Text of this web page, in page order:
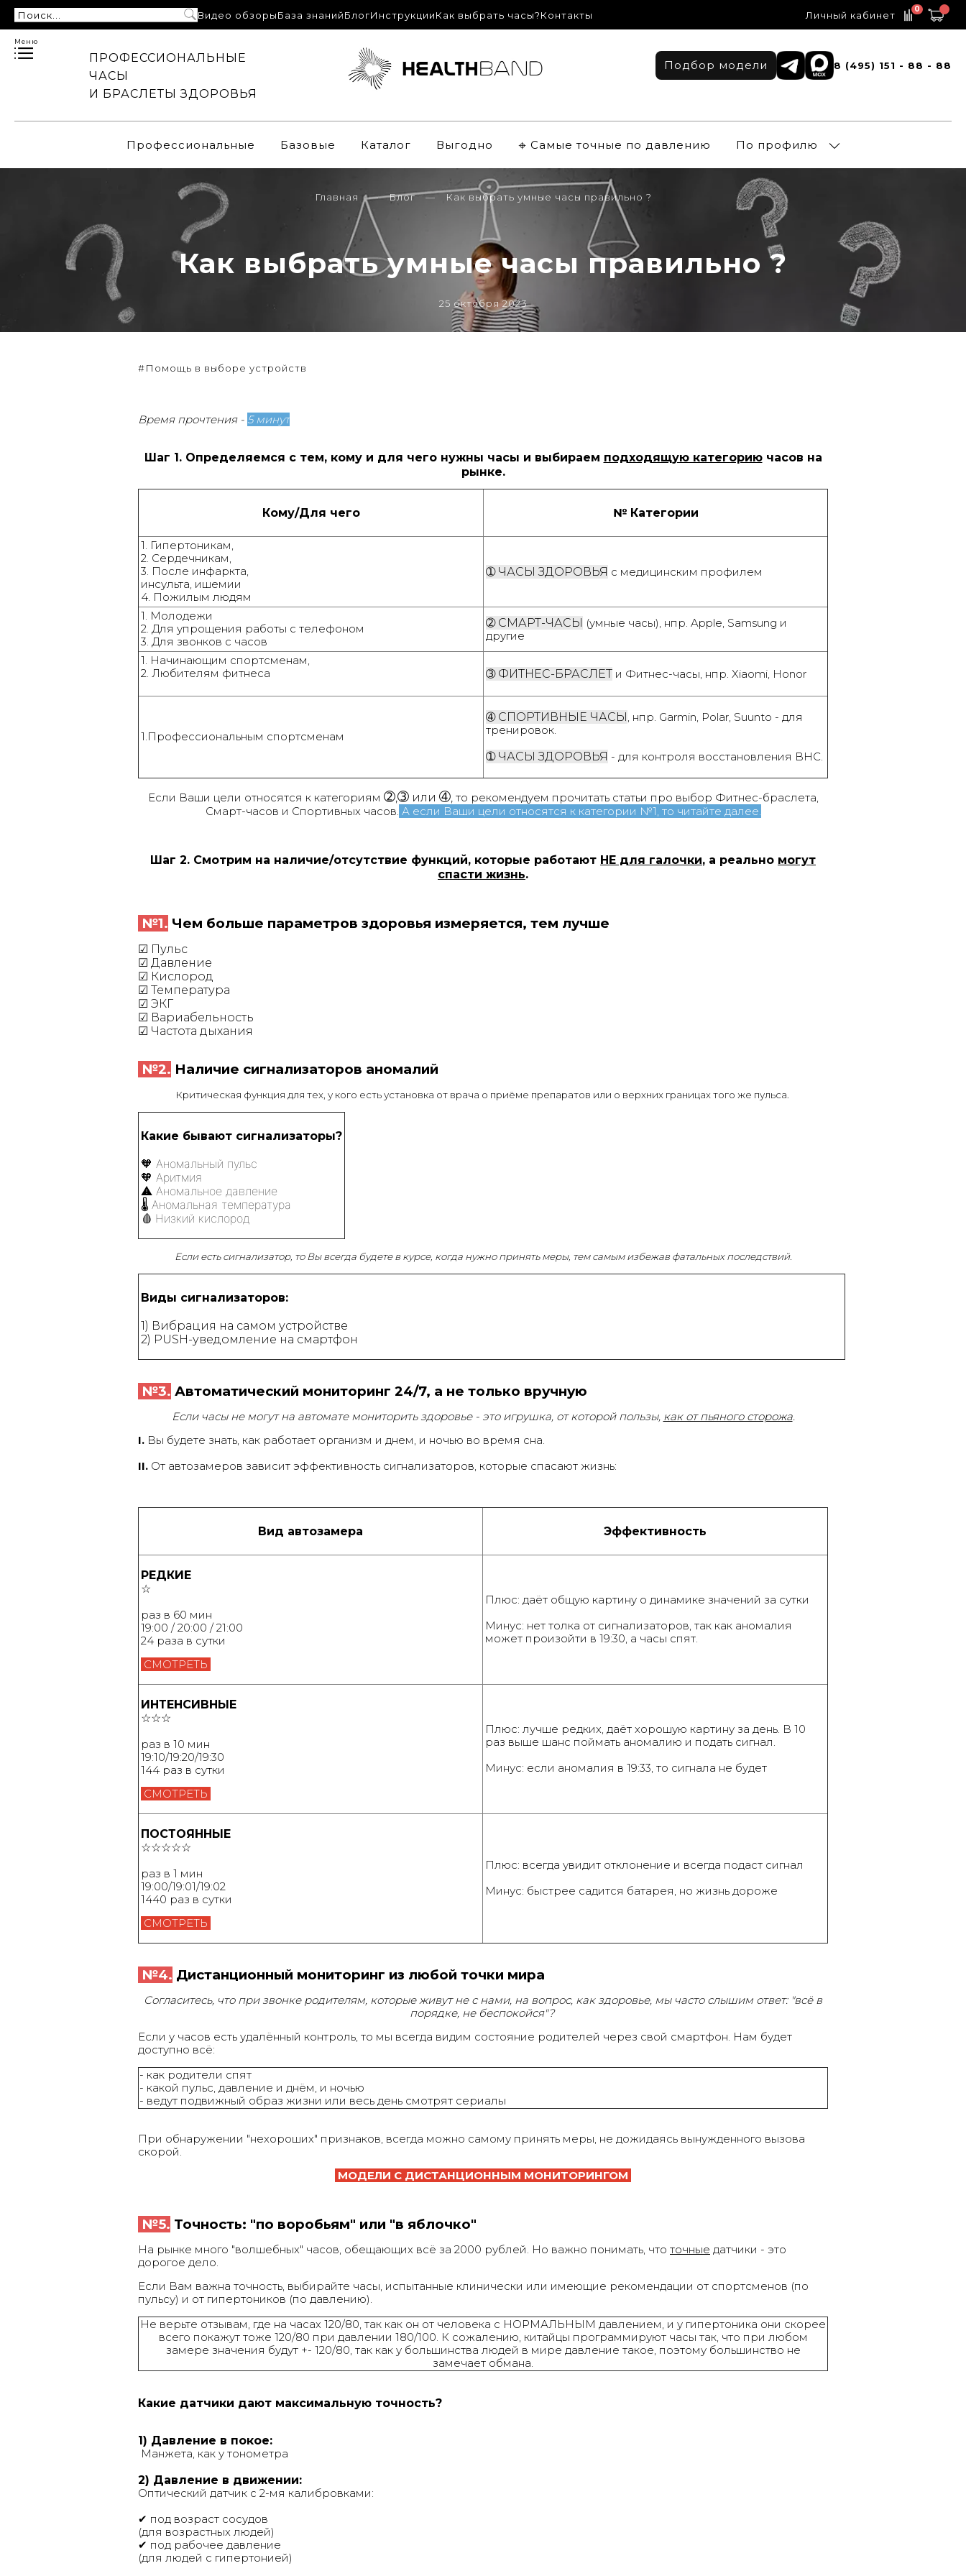
Видео обзорыБаза знанийБлогИнструкцииКак выбрать часы?Контакты Личный кабинет 0
Меню
ПРОФЕССИОНАЛЬНЫЕ
ЧАСЫ
И БРАСЛЕТЫ ЗДОРОВЬЯ
Подбор модели 8 (495) 151 - 88 - 88
Профессиональные Базовые Каталог Выгодно 𖦏 Самые точные по давлению По профилю
Главная Блог Как выбрать умные часы правильно ?
Как выбрать умные часы правильно ?
25 октября 2023
#Помощь в выборе устройств
Время прочтения - 5 минут
Шаг 1. Определяемся с тем, кому и для чего нужны часы и выбираем подходящую категориючасов на
рынке.
Кому/Для чего № Категории
1. Гипертоникам,
2. Сердечникам,
3. После инфаркта,
инсульта, ишемии
4. Пожилым людям
➀ ЧАСЫ ЗДОРОВЬЯ с медицинским профилем
1. Молодежи
2. Для упрощения работы с телефоном
3. Для звонков с часов
➁ СМАРТ-ЧАСЫ (умные часы), нпр. Apple, Samsung и
другие
1. Начинающим спортсменам,
2. Любителям фитнеса
➂ ФИТНЕС-БРАСЛЕТ и Фитнес-часы, нпр. Xiaomi, Honor
1.Профессиональным спортсменам
➃ СПОРТИВНЫЕ ЧАСЫ , нпр. Garmin, Polar, Suunto - для
тренировок.
➀ ЧАСЫ ЗДОРОВЬЯ - для контроля восстановления ВНС.
Если Ваши цели относятся к категориям ➁,➂или ➃,то рекомендуем прочитать статьи про выбор Фитнес-браслета,
Смарт-часов и Спортивных часов. А если Ваши цели относятся к категории №1, то читайте далее.
Шаг 2. Смотрим на наличие/отсутствие функций, которые работают НЕ для галочки, а реально могут
спасти жизнь.
№1. Чем больше параметров здоровья измеряется, тем лучше
☑ Пульс
☑ Давление
☑ Кислород
☑ Температура
☑ ЭКГ
☑ Вариабельность
☑ Частота дыхания
№2. Наличие сигнализаторов аномалий
Критическая функция для тех, у кого есть установка от врача о приёме препаратов или о верхних границах того же пульса.
Какие бывают сигнализаторы?
🧡 Аномальный пульс
🧡 Аритмия
⚠️ Аномальное давление
🌡 Аномальная температура
🩸 Низкий кислород
Если есть сигнализатор, то Вы всегда будете в курсе, когда нужно принять меры, тем самым избежав фатальных последствий.
Виды сигнализаторов:
1) Вибрация на самом устройстве
2) PUSH-уведомление на смартфон
№3. Автоматический мониторинг 24/7, а не только вручную
Если часы не могут на автомате мониторить здоровье - это игрушка, от которой пользы, как от пьяного сторожа.
I. Вы будете знать, как работает организм и днем, и ночью во время сна.
II. От автозамеров зависит эффективность сигнализаторов, которые спасают жизнь:
Вид автозамера Эффективность
РЕДКИЕ
☆
раз в 60 мин
19:00 / 20:00 / 21:00
24 раза в сутки
СМОТРЕТЬ
Плюс: даёт общую картину о динамике значений за сутки
Минус: нет толка от сигнализаторов, так как аномалия
может произойти в 19:30, а часы спят.
ИНТЕНСИВНЫЕ
☆☆☆
раз в 10 мин
19:10/19:20/19:30
144 раз в сутки
СМОТРЕТЬ
Плюс: лучше редких, даёт хорошую картину за день. В 10
раз выше шанс поймать аномалию и подать сигнал.
Минус: если аномалия в 19:33, то сигнала не будет
ПОСТОЯННЫЕ
☆☆☆☆☆
раз в 1 мин
19:00/19:01/19:02
1440 раз в сутки
СМОТРЕТЬ
Плюс: всегда увидит отклонение и всегда подаст сигнал
Минус: быстрее садится батарея, но жизнь дороже
№4. Дистанционный мониторинг из любой точки мира
Согласитесь, что при звонке родителям, которые живут не с нами, на вопрос, как здоровье, мы часто слышим ответ: "всё в
порядке, не беспокойся"?
Если у часов есть удалённый контроль, то мы всегда видим состояние родителей через свой смартфон. Нам будет
доступно всё:
- как родители спят
- какой пульс, давление и днём, и ночью
- ведут подвижный образ жизни или весь день смотрят сериалы
При обнаружении "нехороших" признаков, всегда можно самому принять меры, не дожидаясь вынужденного вызова
скорой.
МОДЕЛИ С ДИСТАНЦИОННЫМ МОНИТОРИНГОМ
№5. Точность: "по воробьям" или "в яблочко"
На рынке много "волшебных" часов, обещающих всё за 2000 рублей. Но важно понимать, что точные датчики - это
дорогое дело.
Если Вам важна точность, выбирайте часы, испытанные клинически или имеющие рекомендации от спортсменов (по
пульсу) и от гипертоников (по давлению).
Не верьте отзывам, где на часах 120/80, так как он от человека с НОРМАЛЬНЫМ давлением, и у гипертоника они скорее
всего покажут тоже 120/80 при давлении 180/100. К сожалению, китайцы программируют часы так, что при любом
замере значения будут +- 120/80, так как у большинства людей в мире давление такое, поэтому большинство не
замечает обмана.
Какие датчики дают максимальную точность?
1) Давление в покое:
Манжета, как у тонометра
2) Давление в движении:
Оптический датчик с 2-мя калибровками:
✔ под возраст сосудов
(для возрастных людей)
✔ под рабочее давление
(для людей с гипертонией)